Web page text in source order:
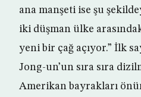
ana manşeti ise şu
iki düşman ülke
yeni bir çağ açıyor.” İlk
Jong-un’un sıra sıra
Amerikan bayrakları